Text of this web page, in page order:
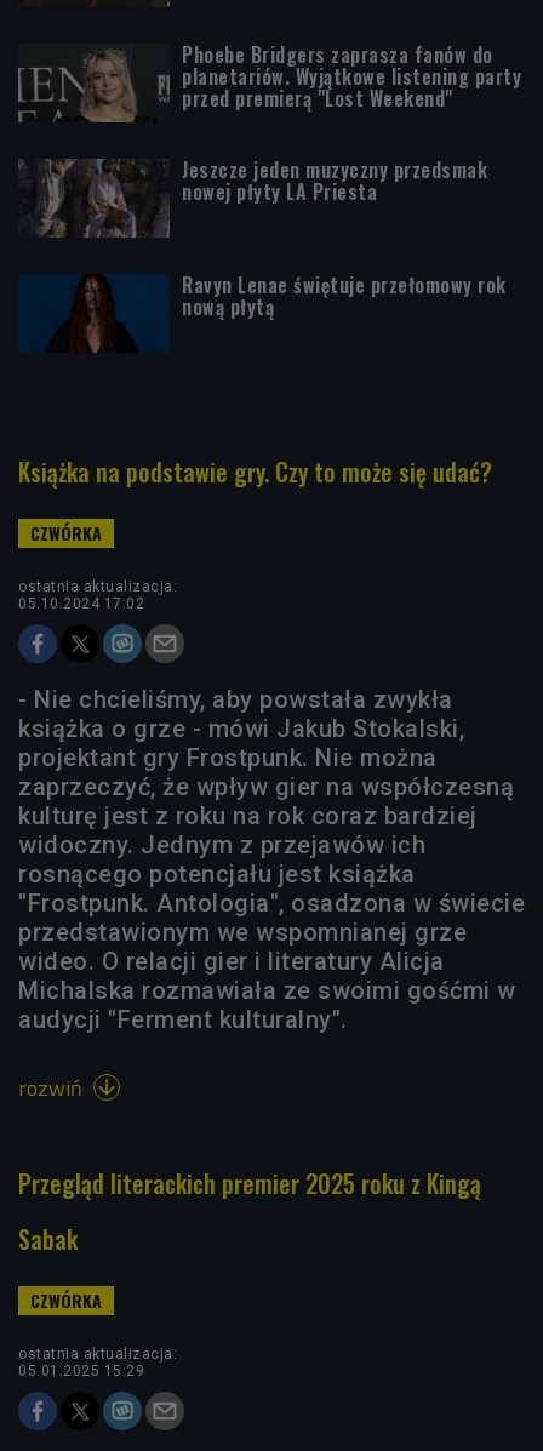
Phoebe Bridgers zaprasza fanów do
planetariów. Wyjątkowe listening party
przed premierą "Lost Weekend"
Jeszcze jeden muzyczny przedsmak
nowej płyty LA Priesta
Ravyn Lenae świętuje przełomowy rok
nową płytą
Książka na podstawie gry. Czy to może się udać?
ostatnia aktualizacja:
05.10.2024 17:02
- Nie chcieliśmy, aby powstała zwykła
książka o grze - mówi Jakub Stokalski,
projektant gry Frostpunk. Nie można
zaprzeczyć, że wpływ gier na współczesną
kulturę jest z roku na rok coraz bardziej
widoczny. Jednym z przejawów ich
rosnącego potencjału jest książka
"Frostpunk. Antologia", osadzona w świecie
przedstawionym we wspomnianej grze
wideo. O relacji gier i literatury Alicja
Michalska rozmawiała ze swoimi gośćmi w
audycji "Ferment kulturalny".
rozwiń 
Przegląd literackich premier 2025 roku z Kingą
Sabak
ostatnia aktualizacja:
05.01.2025 15:29